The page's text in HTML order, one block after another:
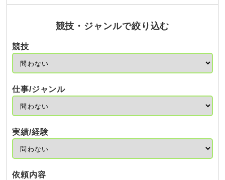
競技・ジャンルで絞り込む
競技
仕事/ジャンル
実績/経験
依頼内容